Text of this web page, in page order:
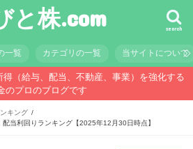
と株.com search
一覧 カテゴリの一覧 当サイトについて
得（給与、配当、不動産、事業）を強化する
のプロのブログです
キング
配当利回りランキング【2025年12月30日時点】